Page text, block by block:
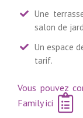
Une
salon de
Un espace
tarif.
Vous pouvez
Family ici